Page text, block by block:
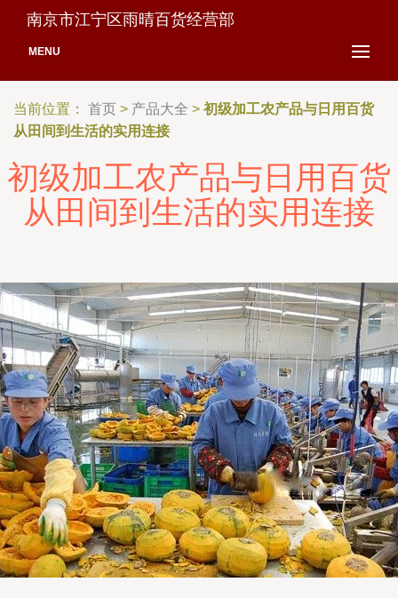
南京市江宁区雨晴百货经营部
MENU
当前位置： 首页 > 产品大全 > 初级加工农产品与日用百货
从田间到生活的实用连接
初级加工农产品与日用百货
从田间到生活的实用连接